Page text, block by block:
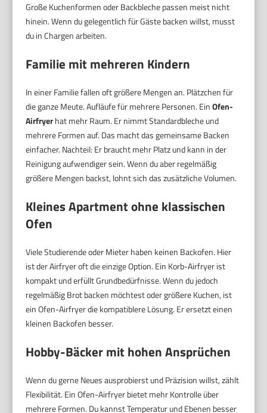
Große Kuchenformen oder Backbleche passen meist nicht
hinein. Wenn du gelegentlich für Gäste backen willst, musst
du in Chargen arbeiten.
Familie mit mehreren Kindern
In einer Familie fallen oft größere Mengen an. Plätzchen für
die ganze Meute. Aufläufe für mehrere Personen. EinOfen-
Airfryerhat mehr Raum. Er nimmt Standardbleche und
mehrere Formen auf. Das macht das gemeinsame Backen
einfacher. Nachteil: Er braucht mehr Platz und kann in der
Reinigung aufwendiger sein. Wenn du aber regelmäßig
größere Mengen backst, lohnt sich das zusätzliche Volumen.
Kleines Apartment ohne klassischen
Ofen
Viele Studierende oder Mieter haben keinen Backofen. Hier
ist der Airfryer oft die einzige Option. Ein Korb-Airfryer ist
kompakt und erfüllt Grundbedürfnisse. Wenn du jedoch
regelmäßig Brot backen möchtest oder größere Kuchen, ist
ein Ofen-Airfryer die kompatiblere Lösung. Er ersetzt einen
kleinen Backofen besser.
Hobby-Bäcker mit hohen Ansprüchen
Wenn du gerne Neues ausprobierst und Präzision willst, zählt
Flexibilität. Ein Ofen-Airfryer bietet mehr Kontrolle über
mehrere Formen. Du kannst Temperatur und Ebenen besser